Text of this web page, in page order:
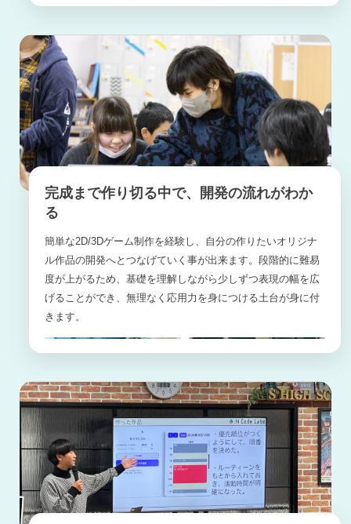
完成まで作り切る中で、開発の流れがわか
る
簡単な2D/3Dゲーム制作を経験し、自分の作りたいオリジナ
ル作品の開発へとつなげていく事が出来ます。段階的に難易
度が上がるため、基礎を理解しながら少しずつ表現の幅を広
げることができ、無理なく応用力を身につける土台が身に付
きます。